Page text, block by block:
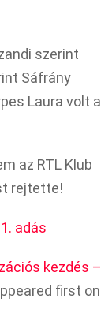
szerint
Sáfrány
Laura volt a
az RTL Klub
rejtette!
adás
kezdés –
first on